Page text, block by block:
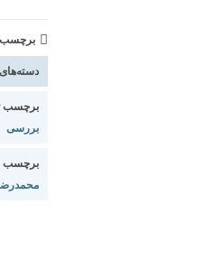
برچسب
برچسب
بررسی
برچسب